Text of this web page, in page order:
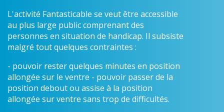
L'activité Fantasticable se veut être accessible
au plus large public comprenant des
personnes en situation de handicap. Il subsiste
malgré tout quelques contraintes :
- pouvoir rester quelques minutes en position
allongée sur le ventre - pouvoir passer de la
position debout ou assise à la position
allongée sur ventre sans trop de difficultés.